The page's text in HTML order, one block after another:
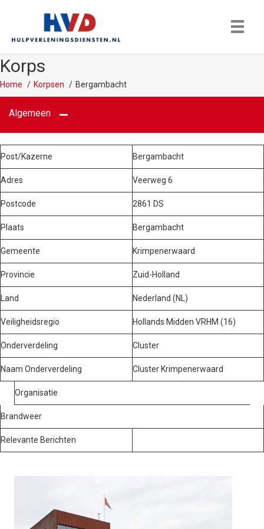
Korps
Home Korpsen Bergambacht
Algemeen
Post/Kazerne Bergambacht
Adres Veerweg 6
Postcode 2861 DS
Plaats Bergambacht
Gemeente Krimpenerwaard
Provincie Zuid-Holland
Land Nederland (NL)
Veiligheidsregio Hollands Midden VRHM (16)
Onderverdeling Cluster
Naam Onderverdeling Cluster Krimpenerwaard
Organisatie
Brandweer
Relevante Berichten